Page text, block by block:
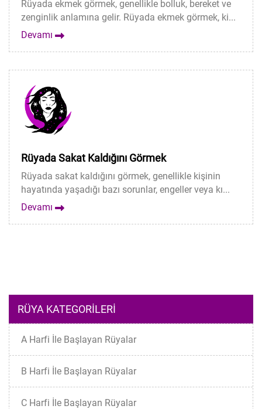
Rüyada ekmek görmek, genellikle bolluk, bereket ve
zenginlik anlamına gelir. Rüyada ekmek görmek, ki...
Devamı
Rüyada Sakat Kaldığını Görmek
Rüyada sakat kaldığını görmek, genellikle kişinin
hayatında yaşadığı bazı sorunlar, engeller veya kı...
Devamı
RÜYA KATEGORILERI
A Harfi İle Başlayan Rüyalar
B Harfi İle Başlayan Rüyalar
C Harfi İle Başlayan Rüyalar